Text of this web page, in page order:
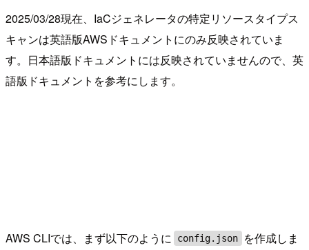
2025/03/28現在、IaCジェネレータの特定リソースタイプス
キャンは英語版AWSドキュメントにのみ反映されていま
す。日本語版ドキュメントには反映されていませんので、英
語版ドキュメントを参考にします。
AWS CLIでは、まず以下のように config.json
を作成しま